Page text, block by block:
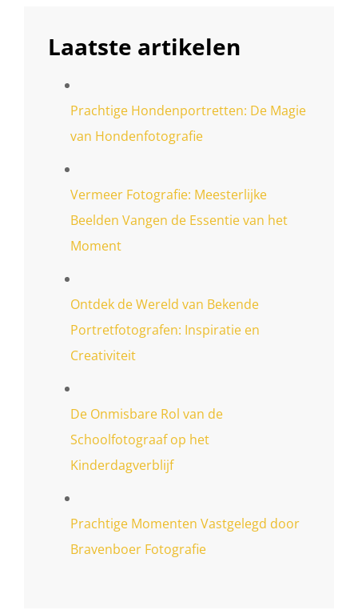
Laatste artikelen
Prachtige Hondenportretten: De Magie
van Hondenfotografie
Vermeer Fotografie: Meesterlijke
Beelden Vangen de Essentie van het
Moment
Ontdek de Wereld van Bekende
Portretfotografen: Inspiratie en
Creativiteit
De Onmisbare Rol van de
Schoolfotograaf op het
Kinderdagverblijf
Prachtige Momenten Vastgelegd door
Bravenboer Fotografie